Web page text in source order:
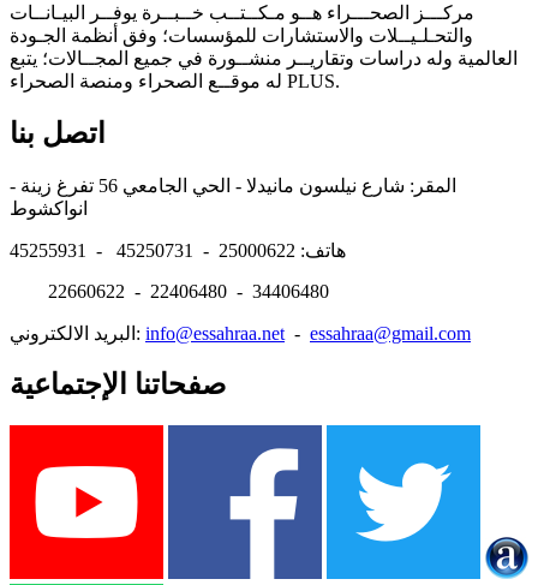
مركـــز الصحـــراء هــو مـكــتــب خــبــرة يوفــر البيـانــات
والتحـلـيــلات والاستشارات للمؤسسات؛ وفق أنظمة الجـودة
العالمية وله دراسات وتقاريــر منشــورة في جميع المجــالات؛ يتبع
له موقــع الصحراء ومنصة الصحراء PLUS.
اتصل بنا
المقر: شارع نيلسون مانيدلا - الحي الجامعي 56 تفرغ زينة -
هاتف: 25000622 - 45250731 - 45255931
22660622 - 22406480 - 34406480
البريد الالكتروني: info@essahraa.net - essahraa@gmail.com
صفحاتنا الإجتماعية